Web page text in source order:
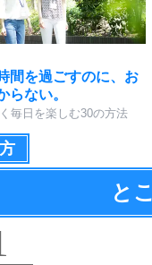
間を過ごすのに、お
らない。
毎日を楽しむ30の方法
と